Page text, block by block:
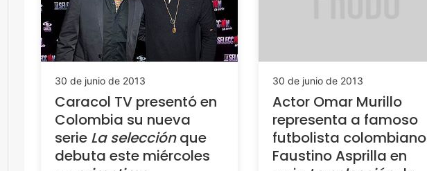
30 de junio de 2013
Caracol TV presentó en
Colombia su nueva
serie La selecciónque
debuta este miércoles
30 de junio de 2013
Actor Omar Murillo
representa a famoso
futbolista colombiano
Faustino Asprilla en